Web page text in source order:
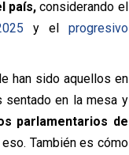
país, considerando el
y el progresivo
han sido aquellos en
sentado en la mesa y
parlamentarios de
También es cómo